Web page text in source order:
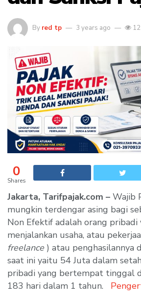
By red tp 3 years ago
0
Shares
Jakarta, Tarifpajak.com – Wajib
mungkin terdengar asing bagi
Non Efektif adalah orang pribadi
menjalankan usaha, atau
freelance) atau penghasilannya
saat ini yaitu 54 Juta dalam
pribadi yang bertempat tinggal
183 hari dalam 1 tahun.